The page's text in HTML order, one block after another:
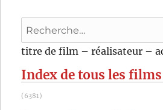
Recherche
pour
titre de film – réalisateur –
Index de tous les
(6381)